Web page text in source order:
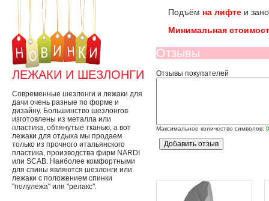
ЛЕЖАКИ И ШЕЗЛОНГИ
Современные шезлонги и лежаки для
дачи очень разные по форме и
дизайну. Большинство шезлонгов
изготовлены из металла или
пластика, обтянутые тканью, а вот
лежаки для отдыха мы продаем
только из прочного итальянского
пластика, производства фирм NARDI
или SCAB. Наиболее комфортными
для спины являются шезлонги или
лежаки с положением спинки
"полулежа" или "релакс".
Подъём на лифте и
Минимальная
Отзывы
Отзывы покупателей
Максимальное количество символов: 0